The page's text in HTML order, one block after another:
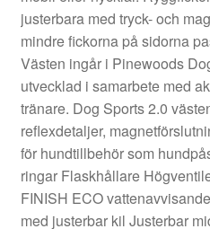
justerbara med tryck- och
mindre fickorna på sidorna
Västen ingår i Pinewoods
utvecklad i samarbete med
tränare. Dog Sports 2.0
reflexdetaljer,
för hundtillbehör som
ringar Flaskhållare
FINISH ECO
med justerbar kil Justerbar